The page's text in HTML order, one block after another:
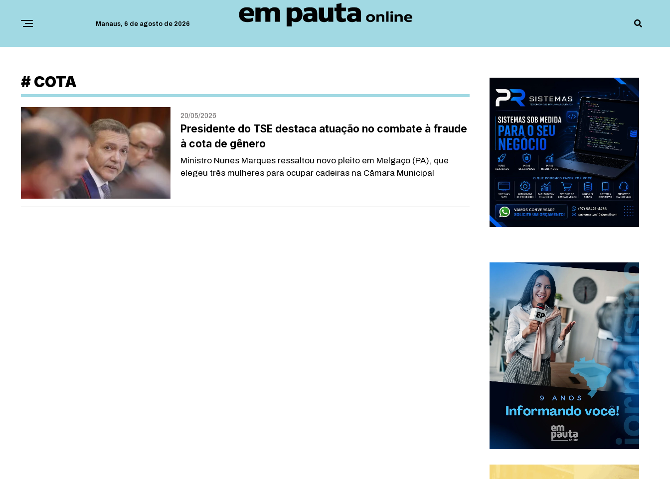
Manaus, 6 de agosto de 2026
#COTA
20/05/2026
Presidente do TSE destaca atuação no combate à fraude
à cota de gênero
Ministro Nunes Marques ressaltou novo pleito em Melgaço (PA), que
elegeu três mulheres para ocupar cadeiras na Câmara Municipal